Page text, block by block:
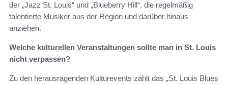
der „Jazz St. Louis“ und „Blueberry Hill“, die regelmäßig
talentierte Musiker aus der Region und darüber hinaus
anziehen.
Welche kulturellen Veranstaltungen sollte man in St. Louis
nicht verpassen?
Zu den herausragenden Kulturevents zählt das „St. Louis Blues